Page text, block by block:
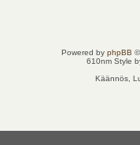
Powered by phpBB
610nm Style
Käännös,